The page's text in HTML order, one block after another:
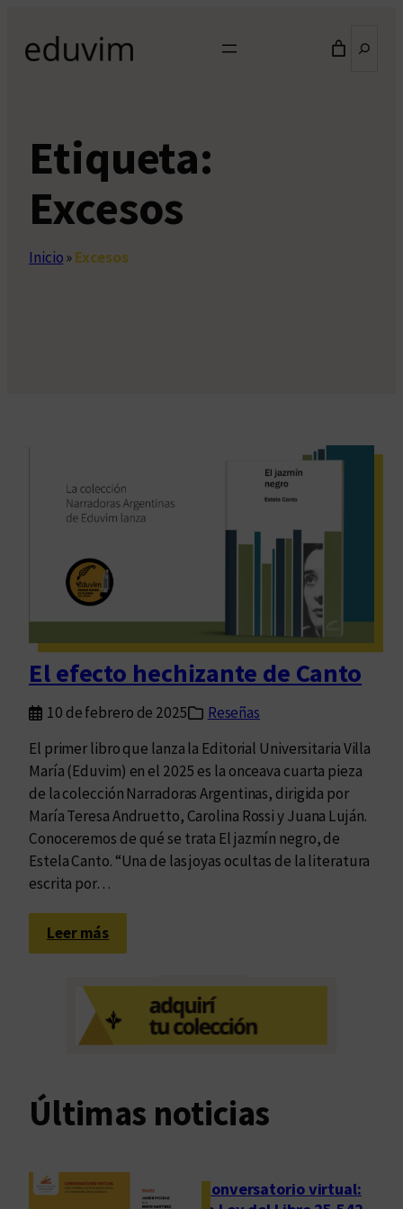
contenido
Etiqueta:
Excesos
Inicio»Excesos
El efecto hechizante de Canto
10 de febrero de 2025
Reseñas
El primer libro que lanza la Editorial Universitaria Villa
María (Eduvim) en el 2025 es la onceava cuarta pieza
de la colección Narradoras Argentinas, dirigida por
María Teresa Andruetto, Carolina Rossi y Juana Luján.
Conoceremos de qué se trata El jazmín negro, de
Estela Canto. “Una de las joyas ocultas de la literatura
escrita por…
Leer más:
E
f
e
o
c
Últimas noticias
Conversatorio virtual: